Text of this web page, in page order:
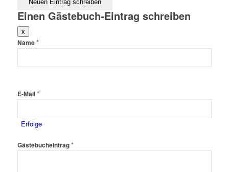
Sponsoren
Erfolge
Einen Gästebuch-Eintrag schreiben
xDieses
Formular
ausblenden
Name*
E-Mail*
Gästebucheintrag*